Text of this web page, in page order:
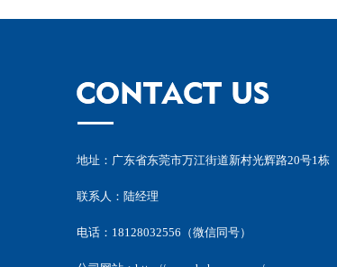
地址：广东省东莞市万江街道新村光辉路20号1栋
联系人：陆经理
电话：18128032556（微信同号）